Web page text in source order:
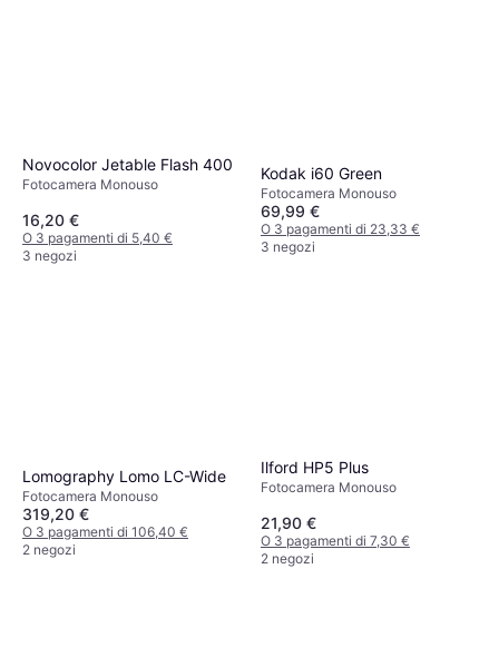
Novocolor Jetable Flash 400
Fotocamera Monouso
16,20 €
O 3 pagamenti di 5,40 €
3 negozi
Kodak i60 Green
Fotocamera Monouso
69,99 €
O 3 pagamenti di 23,33 €
3 negozi
Lomography Lomo LC-Wide
Fotocamera Monouso
319,20 €
O 3 pagamenti di 106,40 €
2 negozi
Ilford HP5 Plus
Fotocamera Monouso
21,90 €
O 3 pagamenti di 7,30 €
2 negozi